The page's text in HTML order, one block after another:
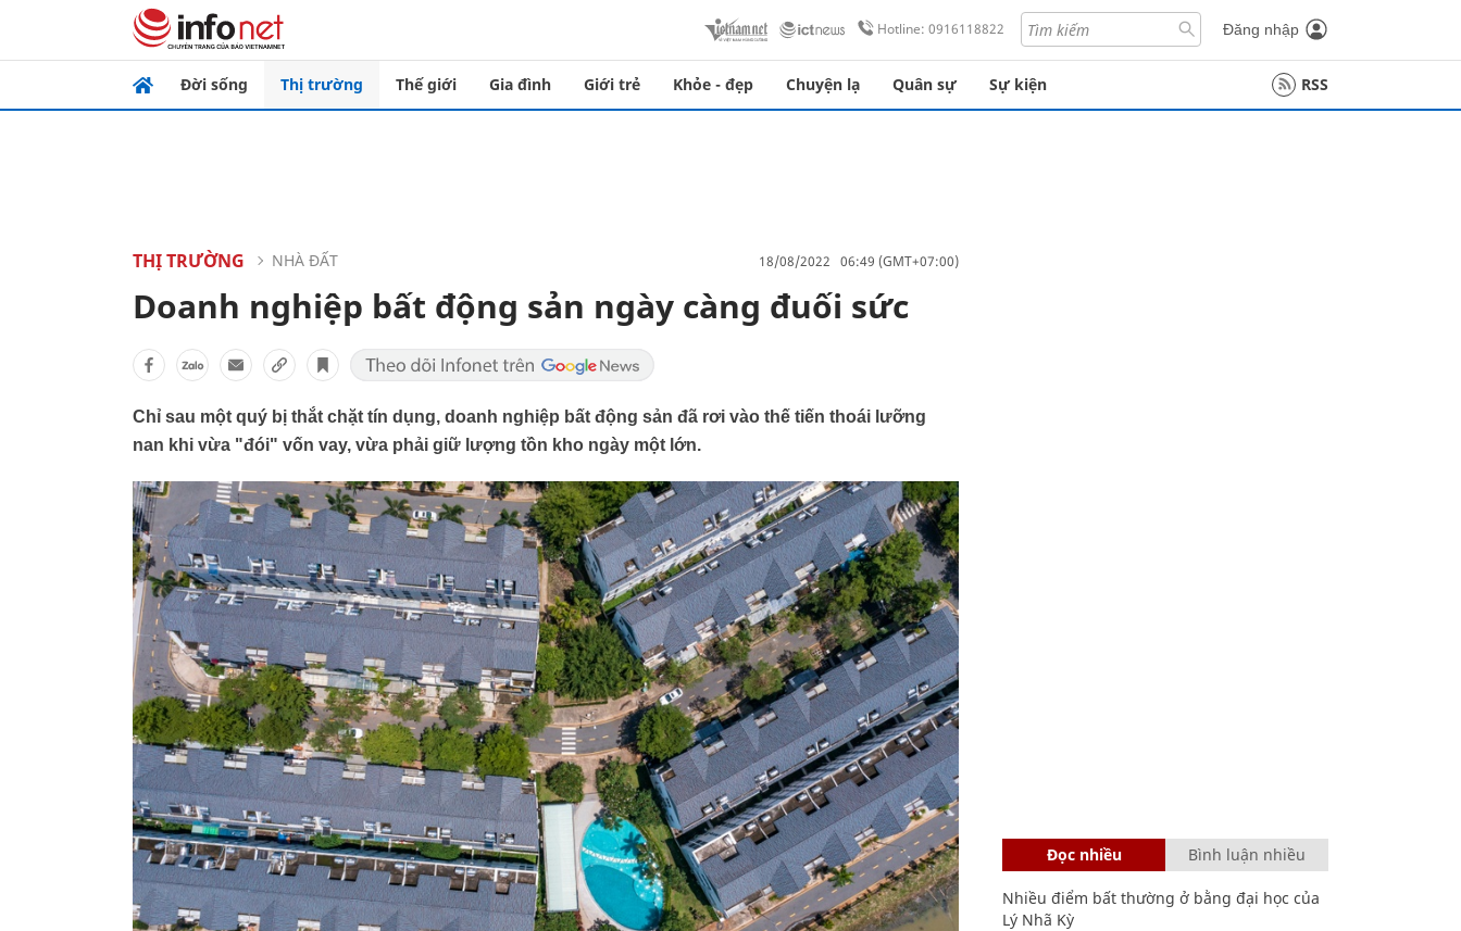
Hotline: 0916118822 Đăng nhập
Đời sống Thị trường Thế giới Gia đình Giới trẻ Khỏe - đẹp Chuyện lạ Quân sự Sự kiện RSS
THỊ TRƯỜNG NHÀ ĐẤT 18/08/2022 06:49 (GMT+07:00)
Doanh nghiệp bất động sản ngày càng đuối sức
Chỉ sau một quý bị thắt chặt tín dụng, doanh nghiệp bất động sản đã rơi vào thế tiến thoái lưỡng
nan khi vừa "đói" vốn vay, vừa phải giữ lượng tồn kho ngày một lớn.
Đọc nhiều Bình luận nhiều
Nhiều điểm bất thường ở bằng đại học của
Lý Nhã Kỳ